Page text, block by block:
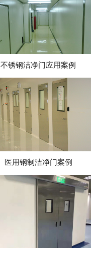
不锈钢洁净门应用案例
医用钢制洁净门案例